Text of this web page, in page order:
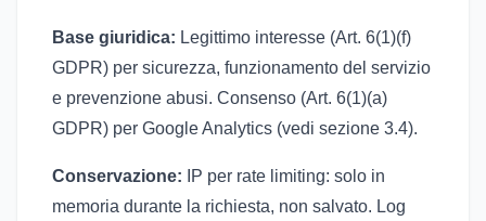
Base giuridica: Legittimo interesse (Art. 6(1)(f)
GDPR) per sicurezza, funzionamento del servizio
e prevenzione abusi. Consenso (Art. 6(1)(a)
GDPR) per Google Analytics (vedi sezione 3.4).
Conservazione: IP per rate limiting: solo in
memoria durante la richiesta, non salvato. Log